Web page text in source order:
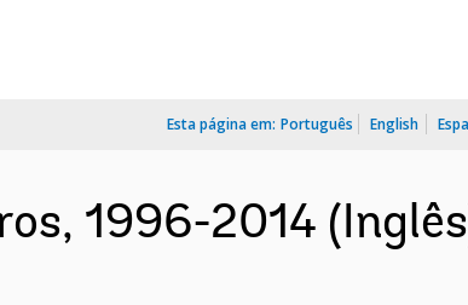
Esta página em: Português English
1996-2014